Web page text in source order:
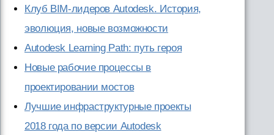
Клуб BIM-лидеров Autodesk. История,
эволюция, новые возможности
Autodesk Learning Path: путь героя
Новые рабочие процессы в
проектировании мостов
Лучшие инфраструктурные проекты
2018 года по версии Autodesk